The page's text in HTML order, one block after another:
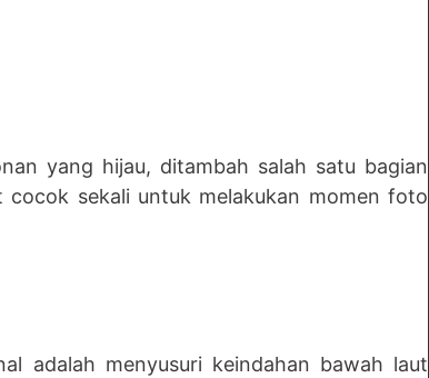
yang hijau, ditambah salah satu bagian
sekali untuk melakukan momen foto
adalah menyusuri keindahan bawah laut